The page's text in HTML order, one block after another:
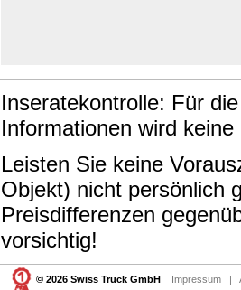
Inseratekontrolle: Für
Informationen wird
Leisten Sie keine
Objekt) nicht persönlich
Preisdifferenzen
vorsichtig!
© 2026 Swiss Truck GmbH Impressum |